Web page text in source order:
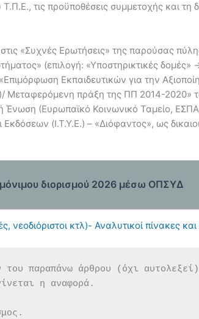
τις προϋποθέσεις συμμετοχής και
στις «Συχνές Ερωτήσεις» της παρούσας
(επιλογή: «Υποστηρικτικές δομές»
Εκπαιδευτικών για την
Μεταφερόμενη πράξη της ΠΠ 2014-2020»
(Ευρωπαϊκό Κοινωνικό Ταμείο,
Εκδόσεων (Ι.Τ.Υ.Ε.) – «Διόφαντος», ως
διορισμού 2026 μέσω ΟΠΣΥΔ
κτλ)- Αναλυτικοί πίνακες
του παραπάνω άρθρου (όχι
η αναφορά.